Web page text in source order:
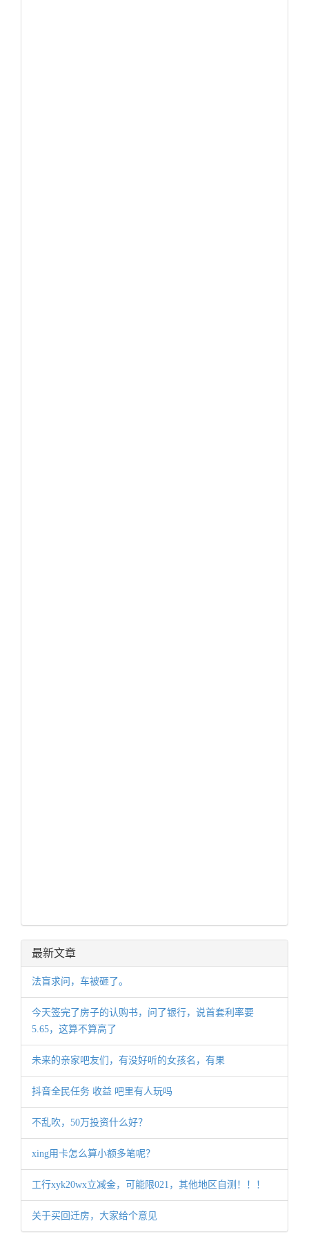
最新文章
法盲求问，车被砸了。
今天签完了房子的认购书，问了银行，说首套利率要
5.65，这算不算高了
未来的亲家吧友们，有没好听的女孩名，有果
抖音全民任务 收益 吧里有人玩吗
不乱吹，50万投资什么好？
xing用卡怎么算小额多笔呢？
工行xyk20wx立减金，可能限021，其他地区自测！！！
关于买回迁房，大家给个意见